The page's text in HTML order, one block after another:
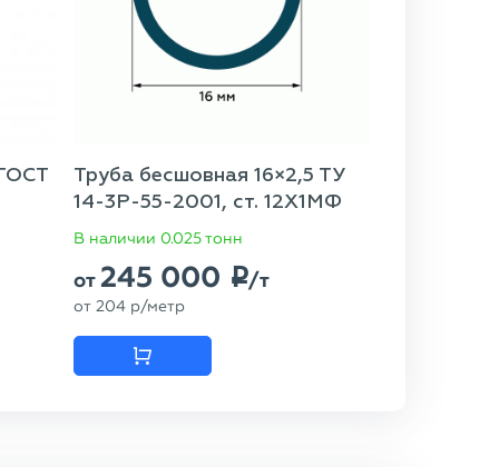
Труба бесшовная 16×2,5 ТУ
14-3Р-55-2001, ст. 12Х1МФ
В наличии 0.025 тонн
от 245 000 p/т
от 204 p/метр